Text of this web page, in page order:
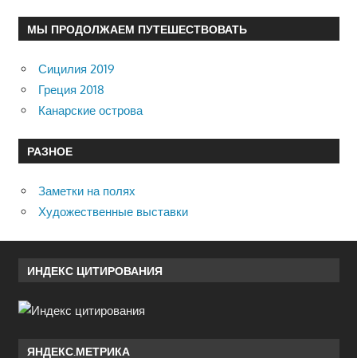
МЫ ПРОДОЛЖАЕМ ПУТЕШЕСТВОВАТЬ
Сицилия 2019
Греция 2018
Канарские острова
РАЗНОЕ
Заметки на полях
Художественные выставки
ИНДЕКС ЦИТИРОВАНИЯ
ЯНДЕКС.МЕТРИКА